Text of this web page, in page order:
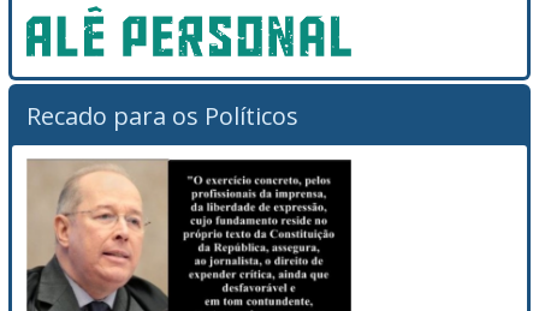
Recado para os Políticos